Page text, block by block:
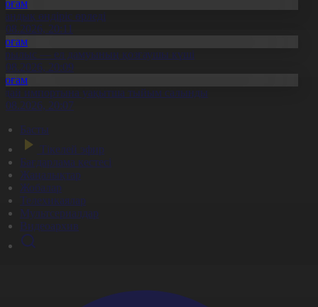
өндіріс өрледі
20:11
— ел дамуының қозғаушы күші
20:09
импортына уақытша тыйым салынды
20:07
Басты
Тікелей эфир
Бағдарлама кестесі
Жаңалықтар
Жобалар
Телехикаялар
Мультсериалдар
Видеоархив